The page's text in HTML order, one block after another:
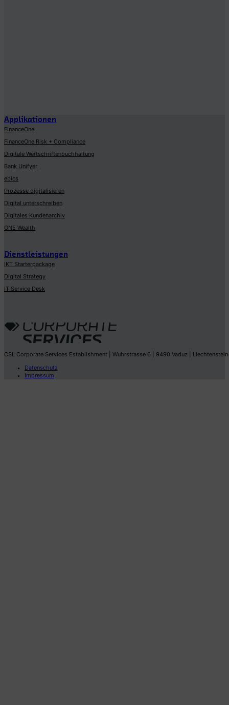
Applikationen
FinanceOne
FinanceOne Risk + Compliance
Digitale Wertschriftenbuchhaltung
Bank Unifyer
ebics
Prozesse digitalisieren
Digital unterschreiben
Digitales Kundenarchiv
ONE Wealth
Dienstleistungen
IKT Starterpackage
Digital Strategy
IT Service Desk
CSL Corporate Services Establishment | Wuhrstrasse 6 | 9490 Vaduz | Liechtenstein
Datenschutz
Impressum